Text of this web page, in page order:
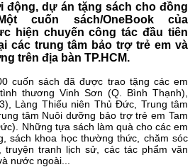
cho vùng khó
động, dự án tặng sách cho đồng
cuốn sách/OneBook của
hiện chuyến công tác đầu tiên
các trung tâm bảo trợ trẻ em và
trên địa bàn TP.HCM.
cuốn sách đã được trao tặng các em
thương Vinh Sơn (Q. Bình Thạnh),
Làng Thiếu niên Thủ Đức, Trung tâm
tâm Nuôi dưỡng bảo trợ trẻ em Tam
Những tựa sách làm quà cho các em
sách khoa học thường thức, chăm sóc
tranh lịch sử, các tác phẩm văn
nước ngoài...